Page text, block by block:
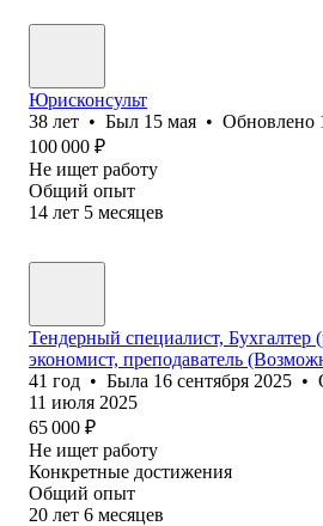
Юрисконсульт
38 лет • Был 15 мая • Обновлено
100 000 ₽
Не ищет работу
Общий опыт
14 лет 5 месяцев
Тендерный специалист, Бухгалтер
экономист, преподаватель
41 год • Была 16 сентября 2025 •
11 июля 2025
65 000 ₽
Не ищет работу
Конкретные достижения
Общий опыт
20 лет 6 месяцев